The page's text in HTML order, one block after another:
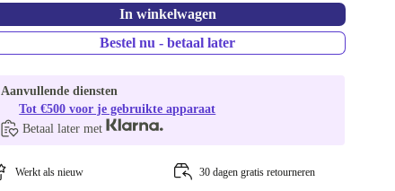
In winkelwagen
Bestel nu - betaal later
Aanvullende diensten
Tot €500 voor je gebruikte apparaat
Betaal later met
Werkt als nieuw 30 dagen gratis retourneren